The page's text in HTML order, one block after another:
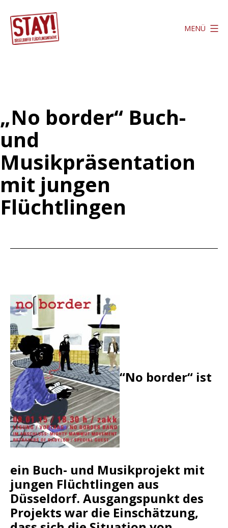
Inhalt
springen
MENÜ
„No border“ Buch-
und
Musikpräsentation
mit jungen
Flüchtlingen
“No border“ ist
ein Buch- und Musikprojekt mit
jungen Flüchtlingen aus
Düsseldorf. Ausgangspunkt des
Projekts war die Einschätzung,